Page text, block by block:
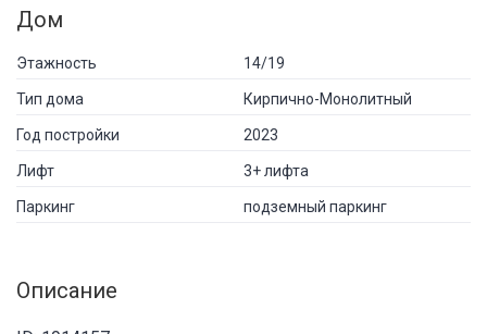
Дом
Этажность 14/19
Тип дома Кирпично-Монолитный
Год постройки 2023
Лифт 3+ лифта
Паркинг подземный паркинг
Описание